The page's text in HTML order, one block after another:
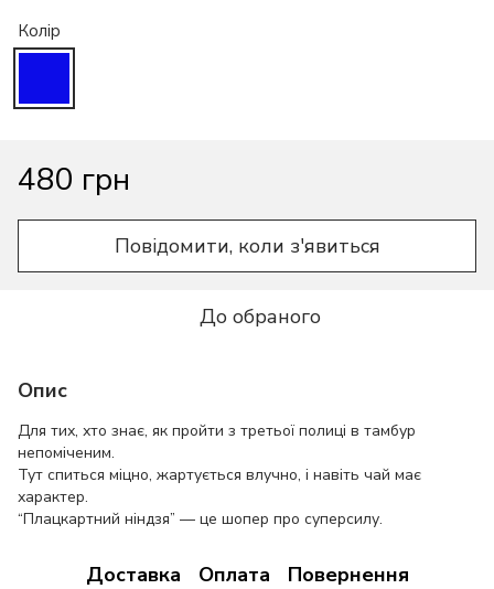
Колір
480 грн
Повідомити, коли з'явиться
До обраного
Опис
Для тих, хто знає, як пройти з третьої полиці в тамбур
непоміченим.
Тут спиться міцно, жартується влучно, і навіть чай має
характер.
“Плацкартний ніндзя” — це шопер про суперсилу.
Доставка Оплата Повернення